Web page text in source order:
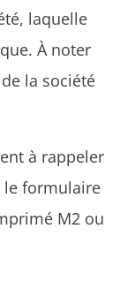
laquelle
À noter
la société
à rappeler
le formulaire
M2 ou